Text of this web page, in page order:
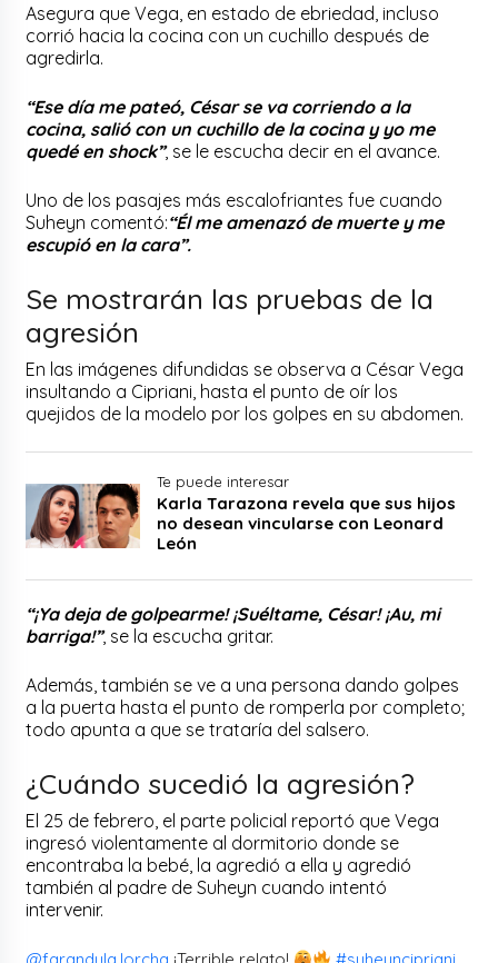
Asegura que Vega, en estado de ebriedad, incluso
corrió hacia la cocina con un cuchillo después de
agredirla.
“Ese día me pateó, César se va corriendo a la
cocina, salió con un cuchillo de la cocina y yo me
quedé en shock”, se le escucha decir en el avance.
Uno de los pasajes más escalofriantes fue cuando
Suheyn comentó:“Él me amenazó de muerte y me
escupió en la cara”.
Se mostrarán las pruebas de la
agresión
En las imágenes difundidas se observa a César Vega
insultando a Cipriani, hasta el punto de oír los
quejidos de la modelo por los golpes en su abdomen.
Te puede interesar
Karla Tarazona revela que sus hijos
no desean vincularse con Leonard
León
“¡Ya deja de golpearme! ¡Suéltame, César! ¡Au, mi
barriga!”, se la escucha gritar.
Además, también se ve a una persona dando golpes
a la puerta hasta el punto de romperla por completo;
todo apunta a que se trataría del salsero.
¿Cuándo sucedió la agresión?
El 25 de febrero, el parte policial reportó que Vega
ingresó violentamente al dormitorio donde se
encontraba la bebé, la agredió a ella y agredió
también al padre de Suheyn cuando intentó
intervenir.